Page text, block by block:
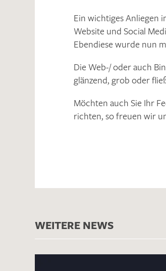
Ein wichtiges Anliegen
Website und Social
Ebendiese wurde nun
Die Web-/ oder auch
glänzend, grob oder
Möchten auch Sie Ihr
richten, so freuen wir
WEITERE NEWS